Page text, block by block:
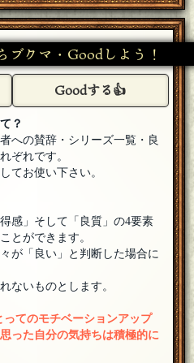
なら任せてください！[18年06月09
は犯人ですか?」に対する対応策く
よりもちょっとした違和感のほう
性もあるとの事なので、矛盾点
が…うーん、わからない。
いや、やっぱり違うかな。
が更新していくのです [18年06月09
してみたかった魔子さんシリー
ブクマ・Goodしよう！
Goodする👍
？
への賛辞・シリーズ一覧・良
ぞれです。
てお使い下さい。
感」そして「良質」の4要素
とができます。
が「良い」と判断した場合に
ないものとします。
てのモチベーションアップ
った自分の気持ちは積極的に